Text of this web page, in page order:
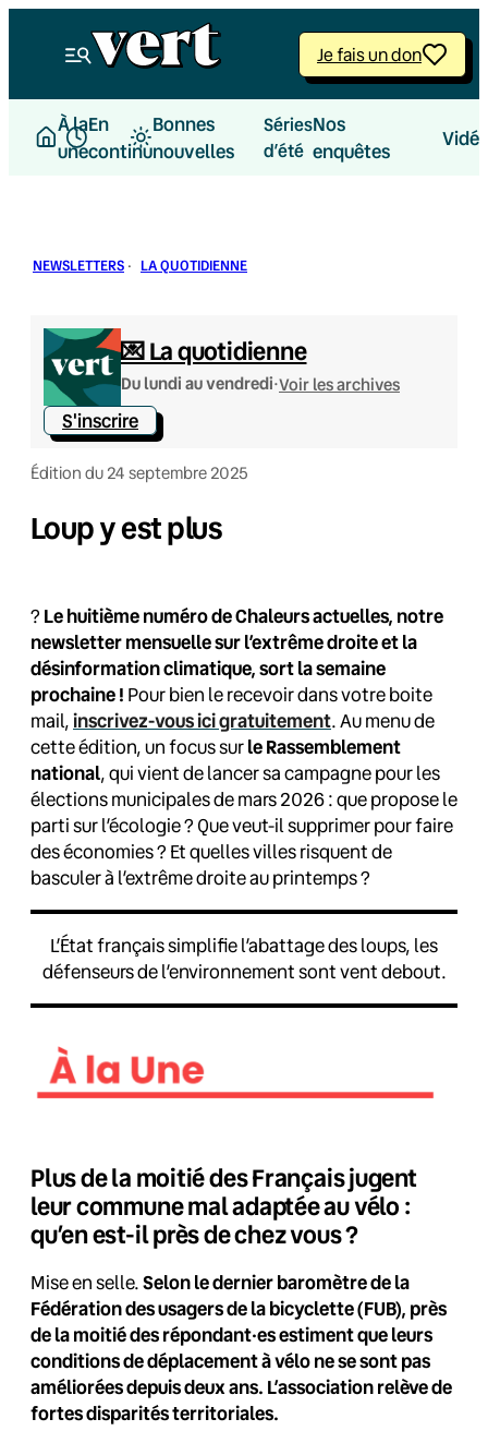
Je fais un don
À la
une
En
continu
Bonnes
nouvelles
Séries
d’été
Nos
enquêtes
NEWSLETTERS · LA QUOTIDIENNE
💌 La quotidienne
Du lundi au vendredi·Voir les archives
S'inscrire
Édition du 24 septembre 2025
Loup y est plus
? Le huitième numéro de Chaleurs actuelles, notre
newsletter mensuelle sur l’extrême droite et la
désinformation climatique, sort la semaine
prochaine ! Pour bien le recevoir dans votre boite
mail,inscrivez-vous ici gratuitement. Au menu de
cette édition, un focus surle Rassemblement
national, qui vient de lancer sa campagne pour les
élections municipales de mars 2026 : que propose le
parti sur l’écologie ? Que veut-il supprimer pour faire
des économies ? Et quelles villes risquent de
basculer à l’extrême droite au printemps ?
L’État français simplifie l’abattage des loups, les
défenseurs de l’environnement sont vent debout.
Plus de la moitié des Français jugent
leur commune mal adaptée au vélo :
qu’en est-il près de chez vous ?
Mise en selle.Selon le dernier baromètre de la
Fédération des usagers de la bicyclette (FUB), près
de la moitié des répondant·es estiment que leurs
conditions de déplacement à vélo ne se sont pas
améliorées depuis deux ans. L’association relève de
fortes disparités territoriales.